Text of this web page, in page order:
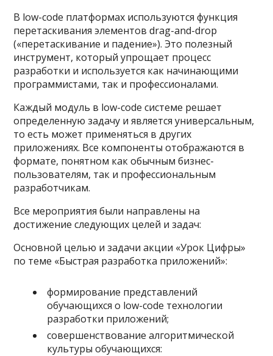
В low-code платформах используются функция
перетаскивания элементов drag-and-drop
(«перетаскивание и падение»). Это полезный
инструмент, который упрощает процесс
разработки и используется как начинающими
программистами, так и профессионалами.
Каждый модуль в low-code системе решает
определенную задачу и является универсальным,
то есть может применяться в других
приложениях. Все компоненты отображаются в
формате, понятном как обычным бизнес-
пользователям, так и профессиональным
разработчикам.
Все мероприятия были направлены на
достижение следующих целей и задач:
Основной целью и задачи акции «Урок Цифры»
по теме «Быстрая разработка приложений»:
формирование представлений
обучающихся о low-code технологии
разработки приложений;
совершенствование алгоритмической
культуры обучающихся: